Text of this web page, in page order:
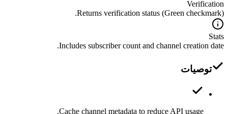
Verification
Returns verification status (Green checkmark).
Stats
Includes subscriber count and channel creation date.
توصيات
Cache channel metadata to reduce API usage.